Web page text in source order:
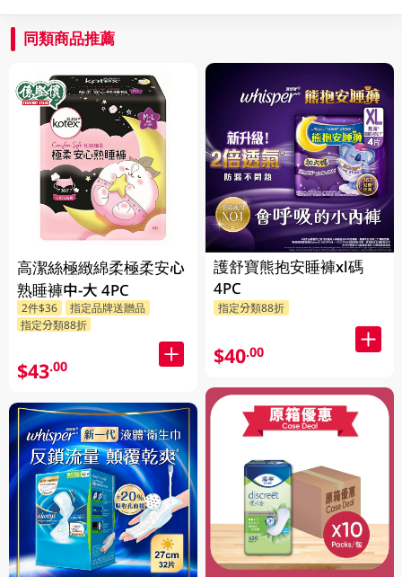
同類商品推薦
高潔絲極緻綿柔極柔安心
熟睡褲中-大 4PC
2件$36
指定品牌送贈品
指定分類88折
$43.00
護舒寶熊抱安睡褲xl碼
4PC
指定分類88折
$40.00